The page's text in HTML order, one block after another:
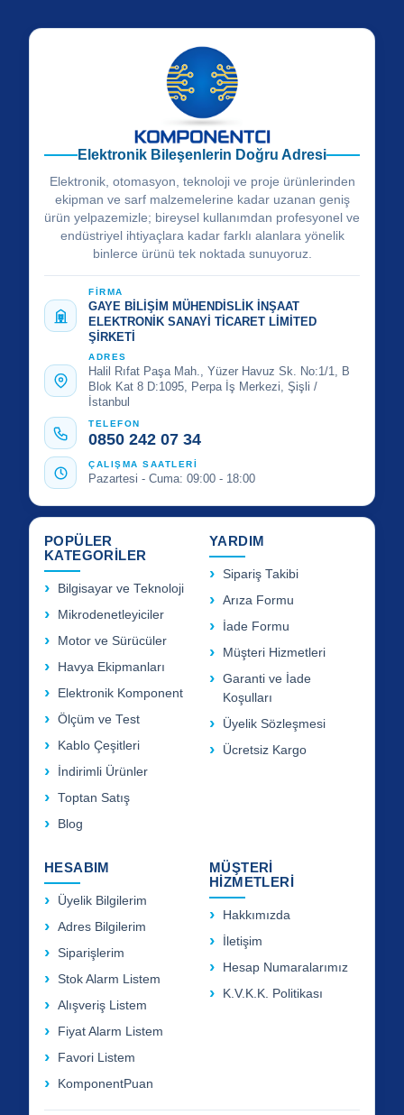
Elektronik Bileşenlerin Doğru Adresi
Elektronik, otomasyon, teknoloji ve proje ürünlerinden
ekipman ve sarf malzemelerine kadar uzanan geniş
ürün yelpazemizle; bireysel kullanımdan profesyonel ve
endüstriyel ihtiyaçlara kadar farklı alanlara yönelik
binlerce ürünü tek noktada sunuyoruz.
FİRMA
GAYE BİLİŞİM MÜHENDİSLİK İNŞAAT
ELEKTRONİK SANAYİ TİCARET LİMİTED
ŞİRKETİ
ADRES
Halil Rıfat Paşa Mah., Yüzer Havuz Sk. No:1/1, B
Blok Kat 8 D:1095, Perpa İş Merkezi, Şişli /
İstanbul
TELEFON
0850 242 07 34
ÇALIŞMA SAATLERİ
Pazartesi - Cuma: 09:00 - 18:00
POPÜLER
KATEGORİLER
Bilgisayar ve Teknoloji
Mikrodenetleyiciler
Motor ve Sürücüler
Havya Ekipmanları
Elektronik Komponent
Ölçüm ve Test
Kablo Çeşitleri
İndirimli Ürünler
Toptan Satış
Blog
YARDIM
Sipariş Takibi
Arıza Formu
İade Formu
Müşteri Hizmetleri
Garanti ve İade
Koşulları
Üyelik Sözleşmesi
Ücretsiz Kargo
HESABIM
Üyelik Bilgilerim
Adres Bilgilerim
Siparişlerim
Stok Alarm Listem
Alışveriş Listem
Fiyat Alarm Listem
Favori Listem
KomponentPuan
MÜŞTERİ
HİZMETLERİ
Hakkımızda
İletişim
Hesap Numaralarımız
K.V.K.K. Politikası